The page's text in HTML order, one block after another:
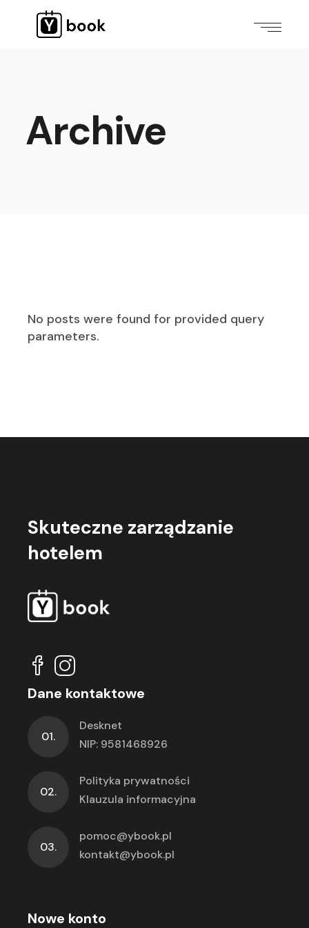
Archive
No posts were found for provided query
parameters.
Skuteczne zarządzanie
hotelem
Dane kontaktowe
01.
Desknet
NIP: 9581468926
02.
Polityka prywatności
Klauzula informacyjna
03.
pomoc@ybook.pl
kontakt@ybook.pl
Nowe konto